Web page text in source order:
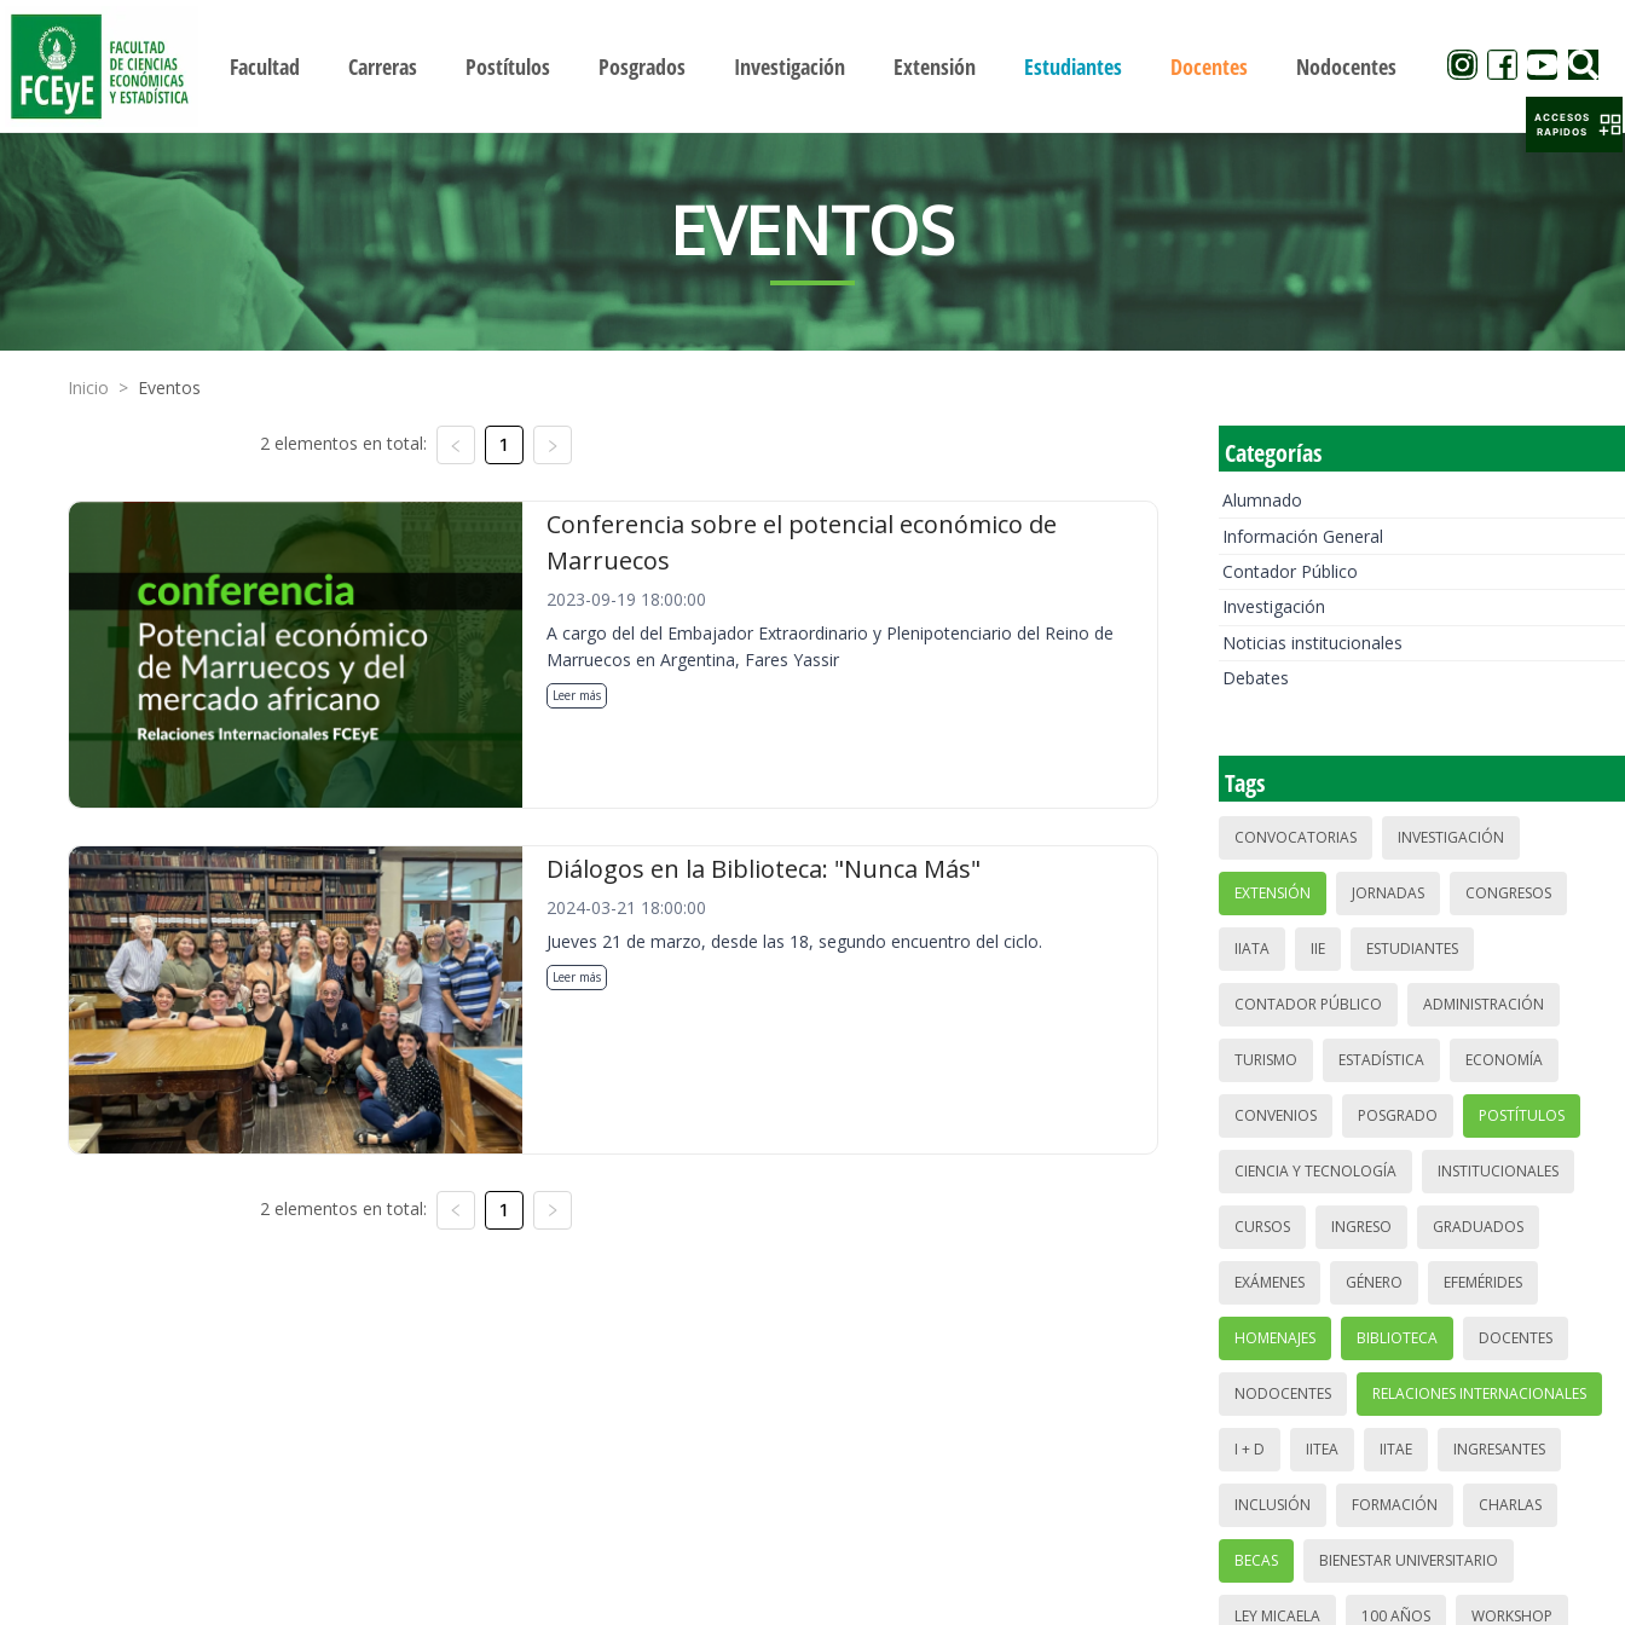
Facultad Carreras Postítulos Posgrados Investigación Extensión Estudiantes Docentes Nodocentes
EVENTOS
Inicio > Eventos
2 elementos en total: 1
Conferencia sobre el potencial económico de
Marruecos
2023-09-19 18:00:00
A cargo del del Embajador Extraordinario y Plenipotenciario del Reino de
Marruecos en Argentina, Fares Yassir
Leer más
Diálogos en la Biblioteca: "Nunca Más"
2024-03-21 18:00:00
Jueves 21 de marzo, desde las 18, segundo encuentro del ciclo.
Leer más
2 elementos en total: 1
Categorías
Alumnado
Información General
Contador Público
Investigación
Noticias institucionales
Debates
Tags
CONVOCATORIAS INVESTIGACIÓN
EXTENSIÓN JORNADAS CONGRESOS
IIATA IIE ESTUDIANTES
CONTADOR PÚBLICO ADMINISTRACIÓN
TURISMO ESTADÍSTICA ECONOMÍA
CONVENIOS POSGRADO POSTÍTULOS
CIENCIA Y TECNOLOGÍA INSTITUCIONALES
CURSOS INGRESO GRADUADOS
EXÁMENES GÉNERO EFEMÉRIDES
HOMENAJES BIBLIOTECA DOCENTES
NODOCENTES RELACIONES INTERNACIONALES
I + D IITEA IITAE INGRESANTES
INCLUSIÓN FORMACIÓN CHARLAS
BECAS BIENESTAR UNIVERSITARIO
LEY MICAELA 100 AÑOS WORKSHOP
ACCESOS
RAPIDOS